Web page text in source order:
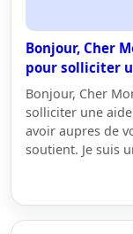
Bonjour, Cher
pour solliciter
Bonjour, Cher
solliciter une
avoir aupres de
soutient. Je suis